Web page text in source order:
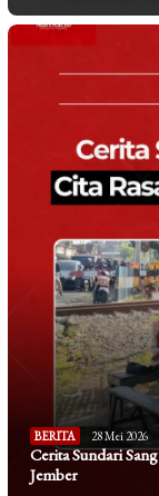
BERITA 28 Mei 2026
Cerita Sundari
Jember